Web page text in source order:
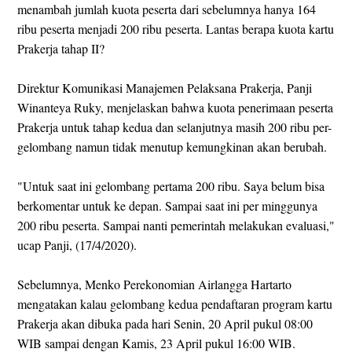
menambah jumlah kuota peserta dari sebelumnya hanya 164
ribu peserta menjadi 200 ribu peserta. Lantas berapa kuota kartu
Prakerja tahap II?
Direktur Komunikasi Manajemen Pelaksana Prakerja, Panji
Winanteya Ruky, menjelaskan bahwa kuota penerimaan peserta
Prakerja untuk tahap kedua dan selanjutnya masih 200 ribu per-
gelombang namun tidak menutup kemungkinan akan berubah.
"Untuk saat ini gelombang pertama 200 ribu. Saya belum bisa
berkomentar untuk ke depan. Sampai saat ini per minggunya
200 ribu peserta. Sampai nanti pemerintah melakukan evaluasi,"
ucap Panji, (17/4/2020).
Sebelumnya, Menko Perekonomian Airlangga Hartarto
mengatakan kalau gelombang kedua pendaftaran program kartu
Prakerja akan dibuka pada hari Senin, 20 April pukul 08:00
WIB sampai dengan Kamis, 23 April pukul 16:00 WIB.